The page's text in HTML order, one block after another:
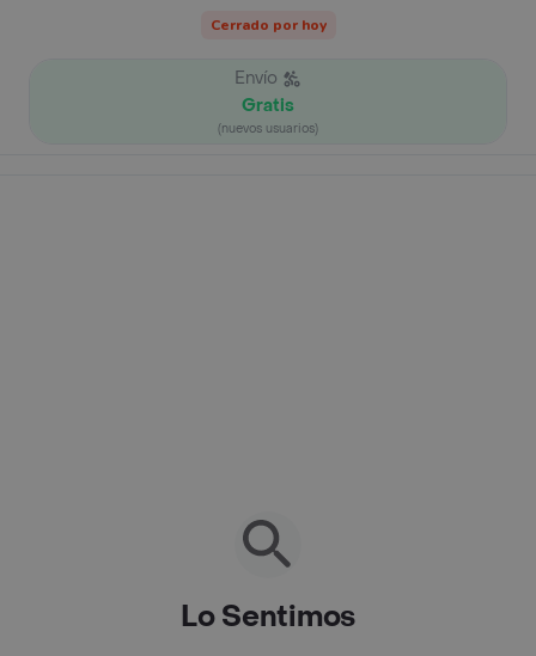
Cerrado por hoy
Envío
Gratis
(nuevos usuarios)
Lo Sentimos